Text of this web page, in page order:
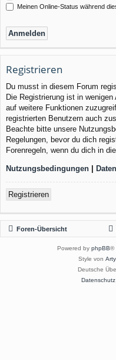
Meinen Online-Status während
Registrieren
Du musst in diesem Forum
Die Registrierung ist in
auf weitere Funktionen
registrierten Benutzern auch
Beachte bitte unsere
Regelungen, bevor du dich
Forenregeln, wenn du dich in
Nutzungsbedingungen |
Registrieren
Foren-Übersicht
Powered by phpBB®
Style von Arty
Deutsche
Datenschutz